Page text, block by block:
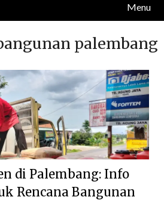
Menu
palembang
di Palembang: Info
Rencana Bangunan